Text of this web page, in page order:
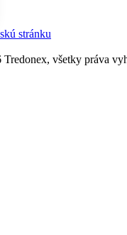
stránku
všetky práva